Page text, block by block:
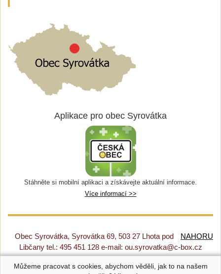
Aplikace pro obec Syrovátka
Stáhněte si mobilní aplikaci a získávejte aktuální informace.
Více informací >>
NAHORU
Obec Syrovátka, Syrovátka 69, 503 27 Lhota pod
Libčany tel.: 495 451 128 e-mail: ou.syrovatka@c-box.cz
Prohlášení o přístupnosti|Původní web|Nastavení cookies
Můžeme pracovat s cookies, abychom věděli, jak to na našem